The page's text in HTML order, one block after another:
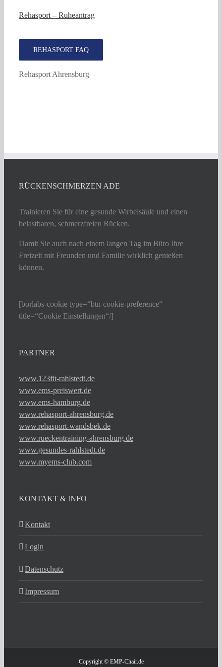
Rehasport – Ruheantrag
REHASPORT FAQ
Rehasport Ahrensburg
RÜCKENSCHMERZEN ADE
Trainieren Sie für eine gesunde Wirbelsäule und einen
belastbaren, schmerzfreien Rücken.
Damit Sie auch nach einem langen Tag im Büro Ihre
Freizeit mit Freunden und Familie wirklich genießen
können.
[borlabs-cookie type=“btn-cookie-preference“
title=“Cookie Einstellungen“/]
PARTNER
www.123fit-rahlstedt.de
www.ems-preiswert.de
www.ems-hamburg.de
www.rehasport-ahrensburg.de
www.rehasport-wandsbek.de
www.rueckentraining-ahrensburg.de
www.gesundes-rahlstedt.de
www.myems-club.com
KONTAKT & INFO
Kontakt
Login
Datenschutz
Impressum
Copyright © EMP-Chair.de